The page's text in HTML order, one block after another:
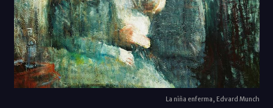
La niña enferma, Edvard Munch